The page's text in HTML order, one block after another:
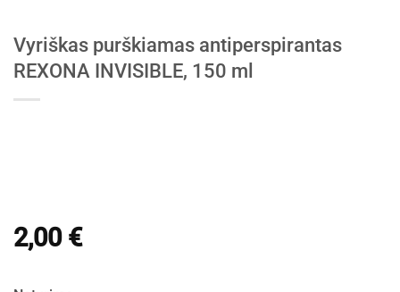
Vyriškas purškiamas antiperspirantas
REXONA INVISIBLE, 150 ml
2,00 €